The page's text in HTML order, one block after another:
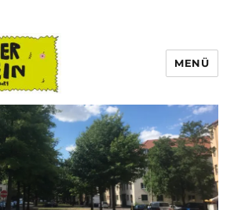
Anger-Crottendorf
MENÜ